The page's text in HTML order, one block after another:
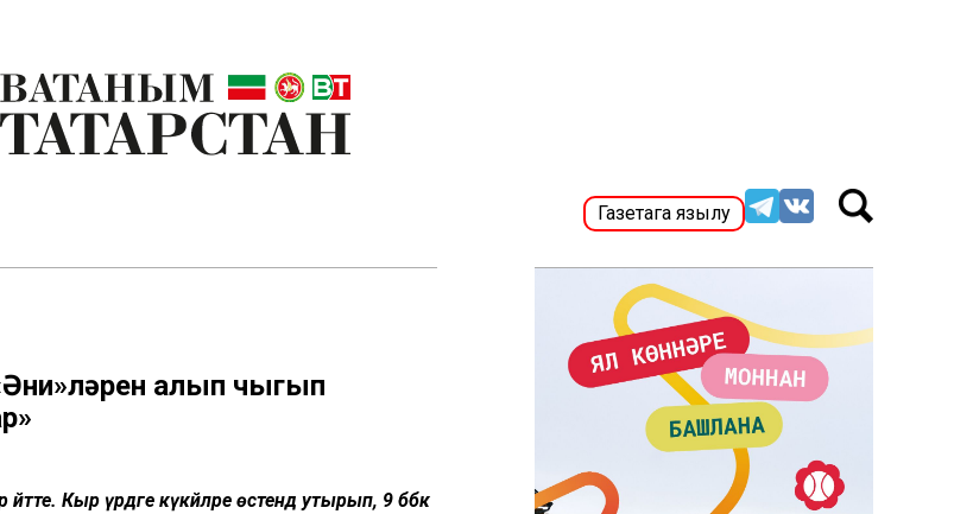
Газетага язылу
«Әни»ләрен алып чыгып
әйтте. Кыр үрдәге күкәйләре өстендә утырып, 9 бәбкә